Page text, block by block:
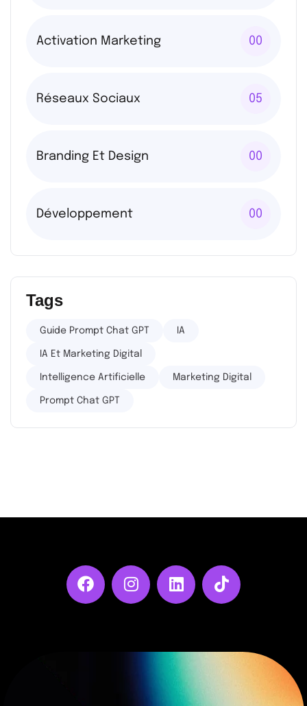
Activation Marketing 00
Réseaux Sociaux 05
Branding Et Design 00
Développement 00
Tags
Guide Prompt Chat GPT IA
IA Et Marketing Digital
Intelligence Artificielle Marketing Digital
Prompt Chat GPT